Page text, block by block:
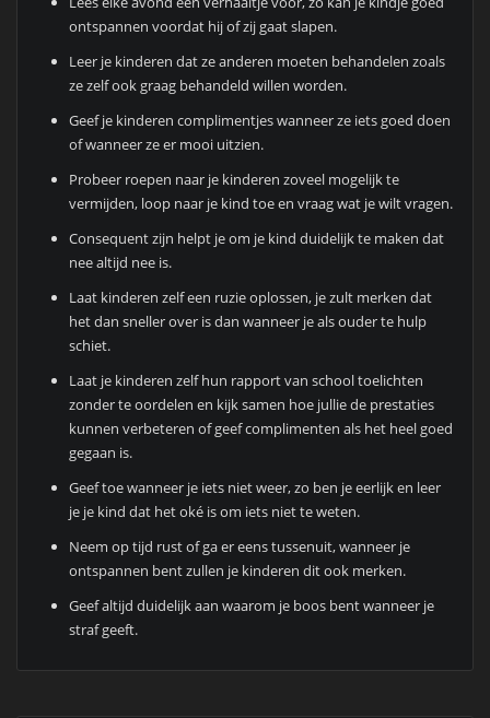
ontspannen voordat hij of zij gaat slapen.
Leer je kinderen dat ze anderen moeten behandelen zoals
ze zelf ook graag behandeld willen worden.
Geef je kinderen complimentjes wanneer ze iets goed doen
of wanneer ze er mooi uitzien.
Probeer roepen naar je kinderen zoveel mogelijk te
vermijden, loop naar je kind toe en vraag wat je wilt vragen.
Consequent zijn helpt je om je kind duidelijk te maken dat
nee altijd nee is.
Laat kinderen zelf een ruzie oplossen, je zult merken dat
het dan sneller over is dan wanneer je als ouder te hulp
schiet.
Laat je kinderen zelf hun rapport van school toelichten
zonder te oordelen en kijk samen hoe jullie de prestaties
kunnen verbeteren of geef complimenten als het heel goed
gegaan is.
Geef toe wanneer je iets niet weer, zo ben je eerlijk en leer
je je kind dat het oké is om iets niet te weten.
Neem op tijd rust of ga er eens tussenuit, wanneer je
ontspannen bent zullen je kinderen dit ook merken.
Geef altijd duidelijk aan waarom je boos bent wanneer je
straf geeft.